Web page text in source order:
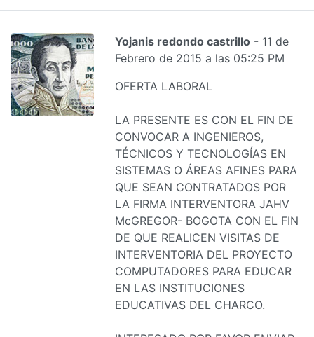
Yojanis redondo castrillo - 11 de
Febrero de 2015 a las 05:25 PM
OFERTA LABORAL
LA PRESENTE ES CON EL FIN DE
CONVOCAR A INGENIEROS,
TÉCNICOS Y TECNOLOGÍAS EN
SISTEMAS O ÁREAS AFINES PARA
QUE SEAN CONTRATADOS POR
LA FIRMA INTERVENTORA JAHV
McGREGOR- BOGOTA CON EL FIN
DE QUE REALICEN VISITAS DE
INTERVENTORIA DEL PROYECTO
COMPUTADORES PARA EDUCAR
EN LAS INSTITUCIONES
EDUCATIVAS DEL CHARCO.